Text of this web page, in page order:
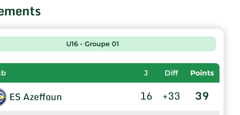
U16 - Groupe 01
J Diff Points
ES Azeffoun 16 +33 39